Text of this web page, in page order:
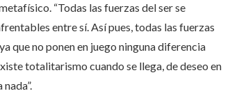
“Todas las fuerzas del ser se
entre sí. Así pues, todas las fuerzas
que no ponen en juego ninguna diferencia
totalitarismo cuando se llega, de deseo en